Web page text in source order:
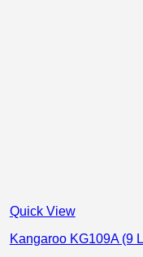
Quick View
Kangaroo KG109A (9